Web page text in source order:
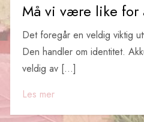
Må vi være like for
Det foregår en veldig viktig
Den handler om identitet.
veldig av […]
Les mer